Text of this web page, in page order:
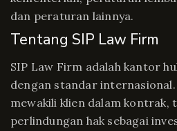
dan peraturan lainnya.
Tentang SIP Law Firm
SIP Law Firm adalah kantor
dengan standar internasional.
mewakili klien dalam kontrak,
perlindungan hak sebagai